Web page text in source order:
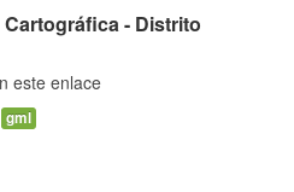
- Distrito
este enlace
gml